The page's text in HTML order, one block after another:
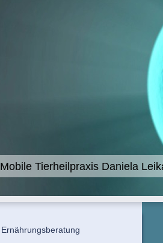
Mobile Tierheilpraxis Daniela
Ernährungsberatung